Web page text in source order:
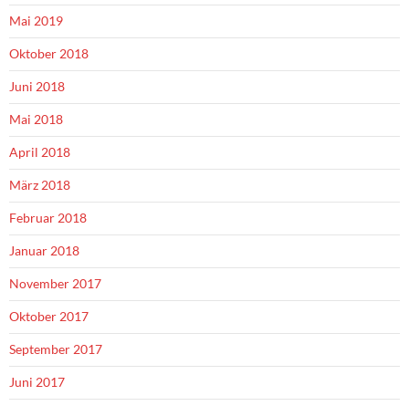
Mai 2019
Oktober 2018
Juni 2018
Mai 2018
April 2018
März 2018
Februar 2018
Januar 2018
November 2017
Oktober 2017
September 2017
Juni 2017